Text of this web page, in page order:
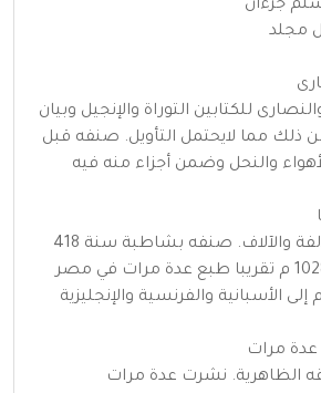
جزءان
مجلد
للكتابين التوراة والإنجيل وبيان
ذلك مما لايحتمل التأويل. صنفه قبل
والنحل وضمن أجزاء منه فيه
طوق الحمامة في الألفة والآلاف. صنفه بشاطبة سنة 418
هـ/1027 م أو419 هـ/1028 م تقريبا طبع عدة مرات في مصر
الأسبانية والفرنسية والإنجليزية
عدة مرات
الظاهرية. نشرت عدة مرات